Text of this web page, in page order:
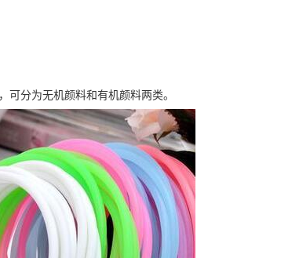
可分为无机颜料和有机颜料两类。